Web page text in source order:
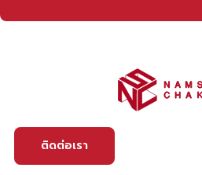
ติดต่อเรา